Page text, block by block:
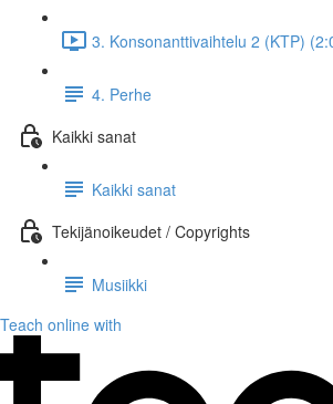
3. Konsonanttivaihtelu 2 (KTP)
4. Perhe
Kaikki sanat
Kaikki sanat
Tekijänoikeudet / Copyrights
Musiikki
Teach online with